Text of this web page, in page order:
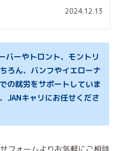
2024.12.13
バーやトロント、モントリ
ろん、バンフやイエローナ
の就労をサポートしていま
JANキャリにお任せくださ